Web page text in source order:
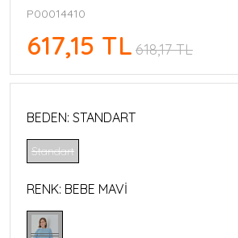
P00014410
617,15 TL 618,17 TL
BEDEN: STANDART
Standart
RENK: BEBE MAVI